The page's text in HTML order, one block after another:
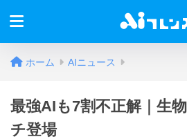
ホーム AIニュース
最強AIも7割不正解｜生
チ登場